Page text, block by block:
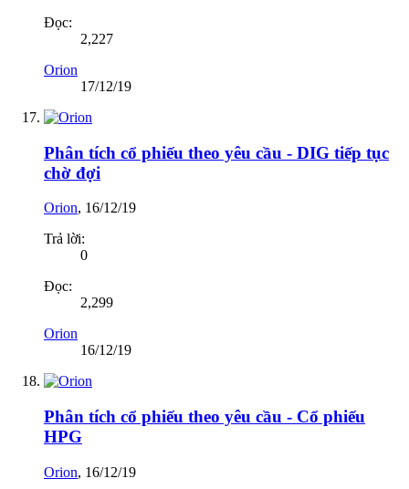
Đọc:
2,227
Orion
17/12/19
Phân tích cổ phiếu theo yêu cầu - DIG tiếp tục
chờ đợi
Orion, 16/12/19
Trả lời:
0
Đọc:
2,299
Orion
16/12/19
Phân tích cổ phiếu theo yêu cầu - Cổ phiếu
HPG
Orion, 16/12/19